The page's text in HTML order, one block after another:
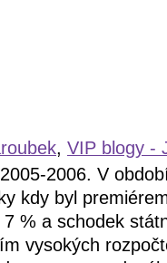
, VIP blogy -
2006. V
kdy byl
% a schodek
vysokých